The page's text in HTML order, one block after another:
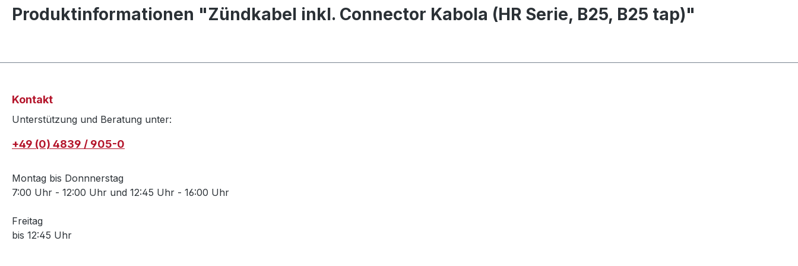
Produktinformationen "Zündkabel inkl. Connector Kabola (HR Serie, B25, B25 tap)"
Kontakt
Unterstützung und Beratung unter:
+49 (0) 4839 / 905-0
Montag bis Donnnerstag
7:00 Uhr - 12:00 Uhr und 12:45 Uhr - 16:00 Uhr
Freitag
bis 12:45 Uhr